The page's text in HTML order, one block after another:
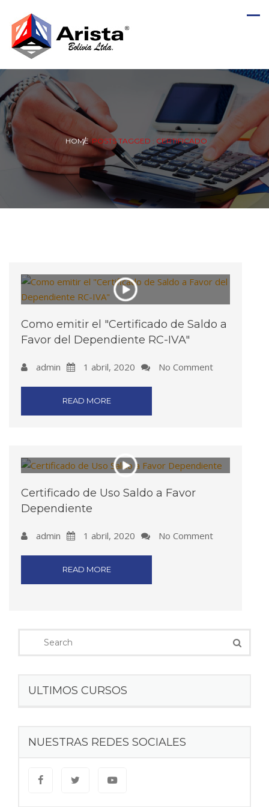
HOME POSTS TAGGED : CERTIFICADO
Como emitir el "Certificado de Saldo a
Favor del Dependiente RC-IVA"
admin 1 abril, 2020 No Comment
READ MORE
Certificado de Uso Saldo a Favor
Dependiente
admin 1 abril, 2020 No Comment
READ MORE
ULTIMOS CURSOS
NUESTRAS REDES SOCIALES